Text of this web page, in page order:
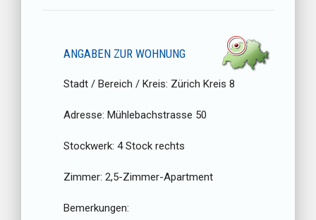
ANGABEN ZUR WOHNUNG
Stadt / Bereich / Kreis: Zürich Kreis 8
Adresse: Mühlebachstrasse 50
Stockwerk: 4 Stock rechts
Zimmer: 2,5-Zimmer-Apartment
Bemerkungen: